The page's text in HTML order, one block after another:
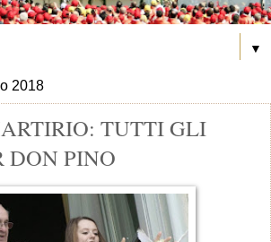
▼
2018
TUTTI GLI
DON PINO